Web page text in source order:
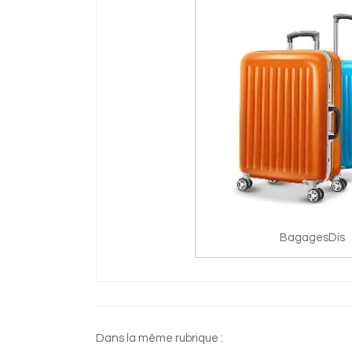
BagagesDis
Dans la même rubrique :